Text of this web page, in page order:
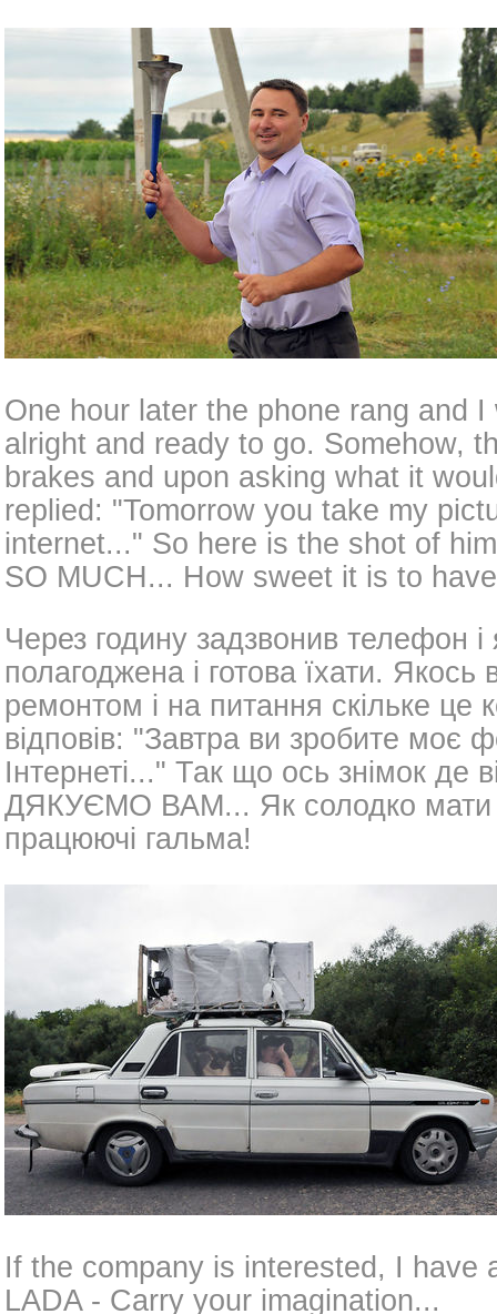
One hour later the phone rang and
alright and ready to go. Somehow,
brakes and upon asking what it
replied: "Tomorrow you take my
internet..." So here is the shot of
SO MUCH... How sweet it is to
Через годину задзвонив телефон
полагоджена і готова їхати.
ремонтом і на питання скільке це
відповів: "Завтра ви зробите моє
Інтернеті..." Так що ось знімок де
ДЯКУЄМО ВАМ... Як солодко мати
працюючі гальма!
If the company is interested, I have
LADA - Carry your imagination...